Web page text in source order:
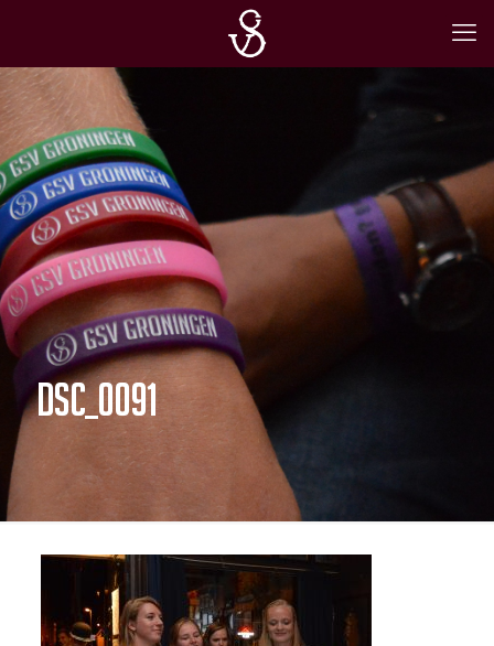
DSC_0091